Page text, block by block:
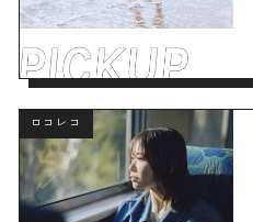
ロコレコ